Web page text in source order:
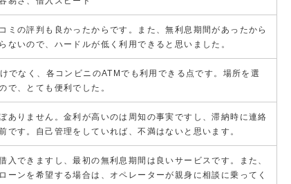
ミの評判も良かったからです。また、無利息期間があったから
ないので、ハードルが低く利用できると思いました。
でなく、各コンビニのATMでも利用できる点です。場所を選
で、とても便利でした。
ありません。金利が高いのは周知の事実ですし、滞納時に連絡
です。自己管理をしていれば、不満はないと思います。
入できますし、最初の無利息期間は良いサービスです。また、
ーンを希望する場合は、オペレーターが親身に相談に乗ってく